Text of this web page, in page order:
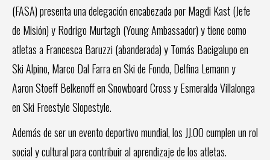
(FASA) presenta una delegación encabezada por Magdi Kast (Jefe
de Misión) y Rodrigo Murtagh (Young Ambassador) y tiene como
atletas a Francesca Baruzzi (abanderada) y Tomás Bacigalupo en
Ski Alpino, Marco Dal Farra en Ski de Fondo, Delfina Lemann y
Aaron Stoeff Belkenoff en Snowboard Cross y Esmeralda Villalonga
en Ski Freestyle Slopestyle.
Además de ser un evento deportivo mundial, los JJ.OO cumplen un rol
social y cultural para contribuir al aprendizaje de los atletas.